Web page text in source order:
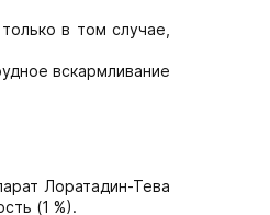
в том случае,
вскармливание
Лоратадин-Тева
(1 %).